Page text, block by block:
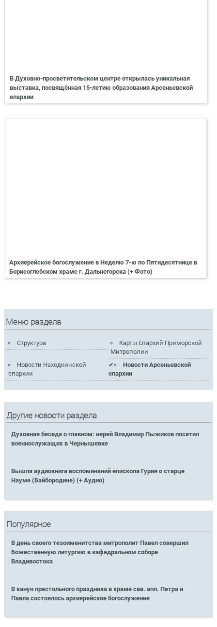
В Духовно-просветительском центре открылась уникальная
выставка, посвящённая 15-летию образования Арсеньевской
епархии
Архиерейское богослужение в Неделю 7-ю по Пятидесятнице в
Борисоглебском храме г. Дальнегорска (+ Фото)
Меню раздела
Структура
Карты Епархий Приморской
Митрополии
Новости Находкинской
епархии
Новости Арсеньевской
епархии
Другие новости раздела
Духовная беседа о главном: иерей Владимир Пыжиков посетил
военнослужащих в Чернышевке
Вышла аудиокнига воспоминаний епископа Гурия о старце
Науме (Байбородине) (+ Аудио)
Популярное
В день своего тезоименитства митрополит Павел совершил
Божественную литургию в кафедральном соборе
Владивостока
В канун престольного праздника в храме свв. апп. Петра и
Павла состоялось архиерейское богослужение